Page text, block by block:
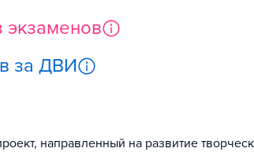
экзаменов
за ДВИ
направленный на развитие